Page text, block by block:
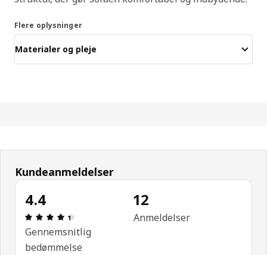
Flere oplysninger
Materialer og pleje
Kundeanmeldelser
4.4
Anmeldelse: 4.4 Ud af 5 Stjerner. Anmeldelser i
Gennemsnitlig
bedømmelse
12
Anmeldelser